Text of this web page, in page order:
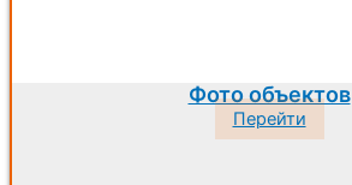
Фото объектов
Перейти